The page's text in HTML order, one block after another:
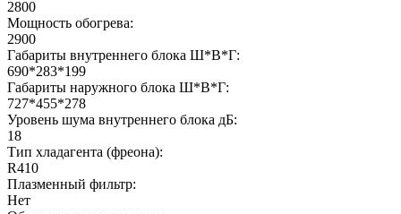
2800
Мощность обогрева:
2900
Габариты внутреннего блока Ш*В*Г:
690*283*199
Габариты наружного блока Ш*В*Г:
727*455*278
Уровень шума внутреннего блока дБ:
18
Тип хладагента (фреона):
R410
Плазменный фильтр:
Нет